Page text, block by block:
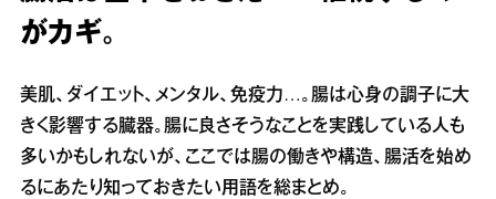
がカギ。
美肌、ダイエット、メンタル、免疫力…。腸は心身の調子に大
きく影響する臓器。腸に良さそうなことを実践している人も
多いかもしれないが、ここでは腸の働きや構造、腸活を始め
るにあたり知っておきたい用語を総まとめ。